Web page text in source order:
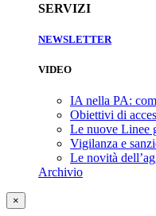
SERVIZI
NEWSLETTER
VIDEO
IA nella PA:
Obiettivi di
Le nuove Linee
Vigilanza e
Le novità
Archivio
×